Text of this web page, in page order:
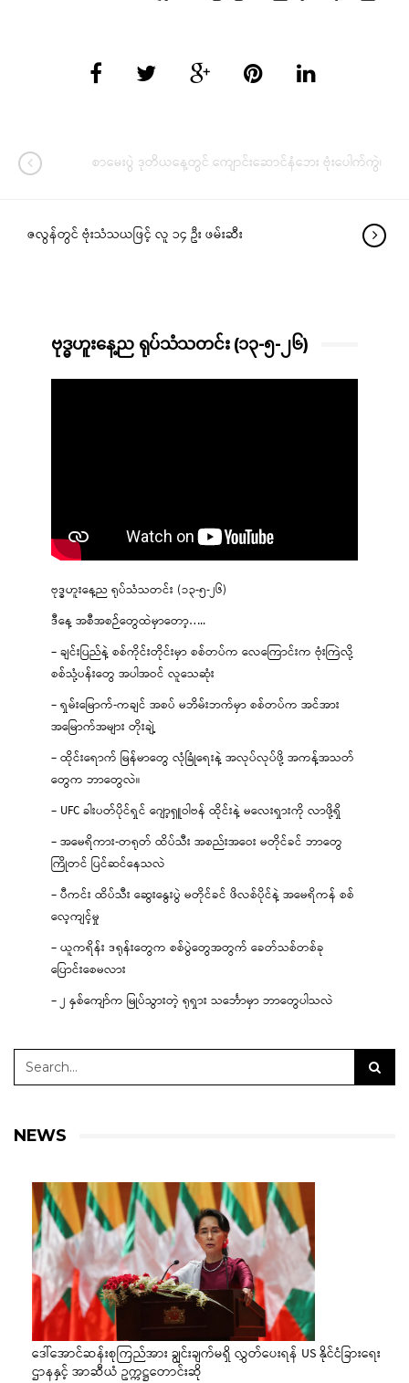
စာမေးပွဲ ဒုတိယနေ့တွင် ကျောင်းဆောင်နံဘေး ဗုံးပေါက်ကွဲ၊
ဇလွန်တွင် ဗုံးသံသယဖြင့် လူ ၁၄ ဦး ဖမ်းဆီး
ဗုဒ္ဓဟူးနေ့ည ရုပ်သံသတင်း (၁၃-၅-၂၆)
ဗုဒ္ဓဟူးနေ့ည ရုပ်သံသတင်း (၁၃-၅-၂၆)
ဒီနေ့ အစီအစဉ်တွေထဲမှာတော့…..
– ချင်းပြည်နဲ့ စစ်ကိုင်းတိုင်းမှာ စစ်တပ်က လေကြောင်းက ဗုံးကြဲလို့
စစ်သုံ့ပန်းတွေ အပါအဝင် လူသေဆုံး
– ရှမ်းမြောက်-ကချင် အစပ် မဘိမ်းဘက်မှာ စစ်တပ်က အင်အား
အမြောက်အများ တိုးချဲ့
– ထိုင်းရောက် မြန်မာတွေ လုံခြုံရေးနဲ့ အလုပ်လုပ်ဖို့ အကန့်အသတ်
တွေက ဘာတွေလဲ။
– UFC ခါးပတ်ပိုင်ရှင် ဂျော့ရှူဝါဗန် ထိုင်းနဲ့ မလေးရှားကို လာဖို့ရှိ
– အမေရိကား-တရုတ် ထိပ်သီး အစည်းအဝေး မတိုင်ခင် ဘာတွေ
ကြိုတင် ပြင်ဆင်နေသလဲ
– ပီကင်း ထိပ်သီး ဆွေးနွေးပွဲ မတိုင်ခင် ဖိလစ်ပိုင်နဲ့ အမေရိကန် စစ်
လေ့ကျင့်မှု
– ယူကရိန်း ဒရုန်းတွေက စစ်ပွဲတွေအတွက် ခေတ်သစ်တစ်ခု
ပြောင်းစေမလား
– ၂ နှစ်ကျော်က မြုပ်သွားတဲ့ ရုရှား သင်္ဘောမှာ ဘာတွေပါသလဲ
NEWS
ဒေါ်အောင်ဆန်းစုကြည်အား ချွင်းချက်မရှိ လွှတ်ပေးရန် US နိုင်ငံခြားရေး
ဌာနနှင့် အာဆီယံ ဥက္ကဋ္ဌတောင်းဆို